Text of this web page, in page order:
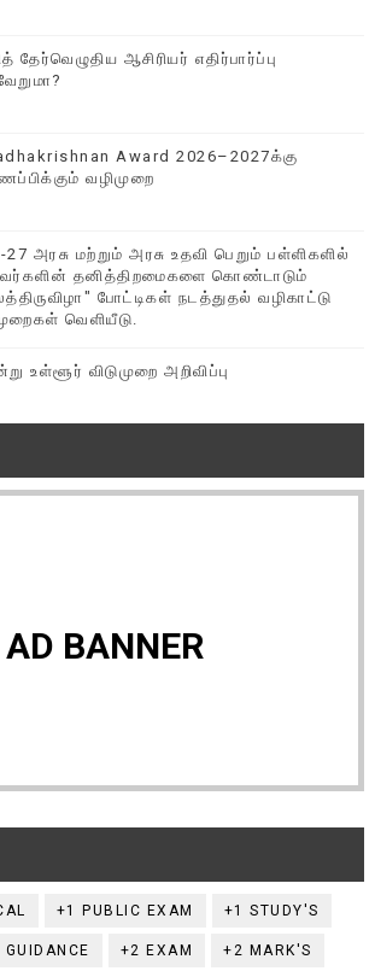
தேர்வெழுதிய ஆசிரியர் எதிர்பார்ப்பு
Award 2026–2027க்கு
வழிமுறை
27 அரசு மற்றும் அரசு உதவி பெறும் பள்ளிகளில்
தனித்திறமைகளை கொண்டாடும்
போட்டிகள் நடத்துதல் வழிகாட்டு
வெளியீடு.
விடுமுறை அறிவிப்பு
AD BANNER
+1 PUBLIC EXAM +1 STUDY'S
+2 EXAM +2 MARK'S